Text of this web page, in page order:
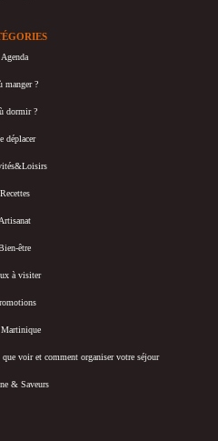
Agenda
manger ?
dormir ?
déplacer
Recettes
Artisanat
être
à visiter
voir et comment organiser votre séjour
& Saveurs